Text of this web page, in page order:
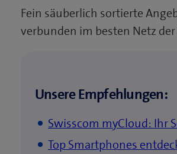
Fein säuberlich sortierte
verbunden im besten Netz der
Unsere Empfehlungen:
Swisscom myCloud: Ihr
Top Smartphones